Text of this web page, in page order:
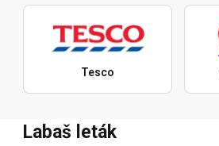
Tesco
Labaš leták